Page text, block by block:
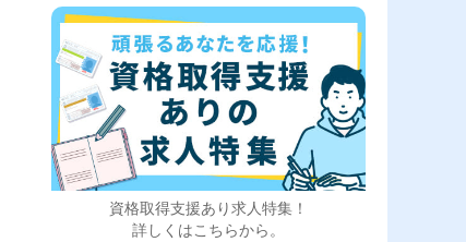
資格取得支援あり求人特集！
詳しくはこちらから。